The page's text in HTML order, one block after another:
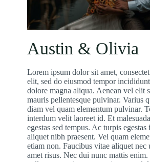
Austin & Olivia
Lorem ipsum dolor sit amet,
elit, sed do eiusmod tempor
dolore magna aliqua. Aenean vel elit
mauris pellentesque pulvinar. Varius
diam vel quam elementum pulvinar.
interdum velit laoreet id. Et
egestas sed tempus. Ac turpis egestas
aliquet nibh praesent. Vel quam
etiam non. Faucibus vitae aliquet nec
amet risus. Nec dui nunc mattis enim.